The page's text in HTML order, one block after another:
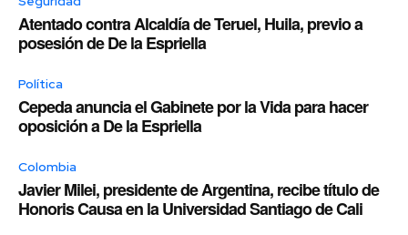
Atentado contra Alcaldía de Teruel, Huila, previo a
posesión de De la Espriella
Política
Cepeda anuncia el Gabinete por la Vida para hacer
oposición a De la Espriella
Colombia
Javier Milei, presidente de Argentina, recibe título de
Honoris Causa en la Universidad Santiago de Cali